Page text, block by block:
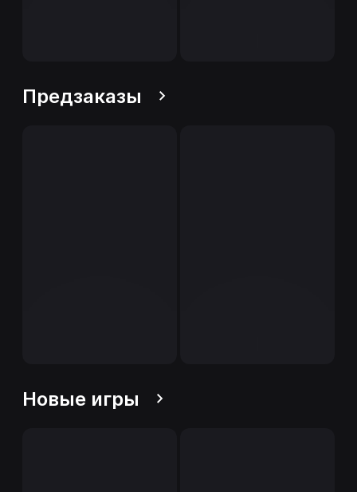
Предзаказы
Новые игры